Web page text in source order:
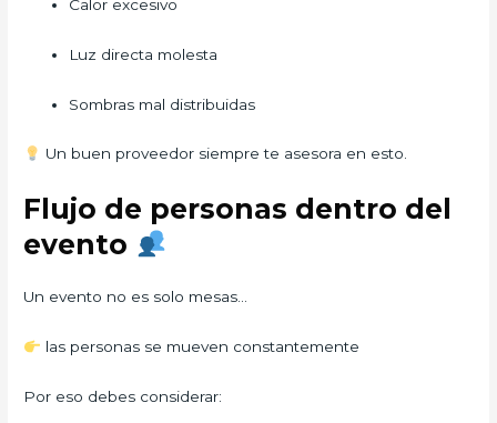
Calor excesivo
Luz directa molesta
Sombras mal distribuidas
Un buen proveedor siempre te asesora en esto.
Flujo de personas dentro del
evento
Un evento no es solo mesas…
las personas se mueven constantemente
Por eso debes considerar: